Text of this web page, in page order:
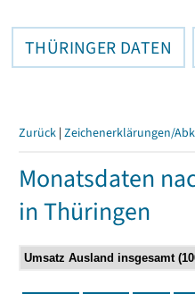
THÜRINGER DATEN
Zurück | Zeichenerklärungen/
Monatsdaten
in Thüringen